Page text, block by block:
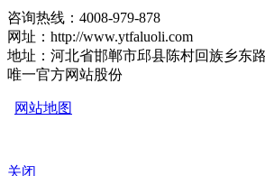
咨询热线：4008-979-878
网址：http://www.ytfaluoli.com
地址：河北省邯郸市邱县陈村回族乡东
唯一官方网站股份
网站地图
关闭